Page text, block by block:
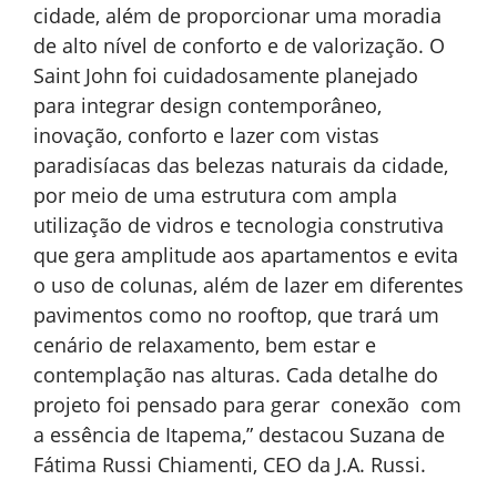
cidade, além de proporcionar uma moradia
de alto nível de conforto e de valorização. O
Saint John foi cuidadosamente planejado
para integrar design contemporâneo,
inovação, conforto e lazer com vistas
paradisíacas das belezas naturais da cidade,
por meio de uma estrutura com ampla
utilização de vidros e tecnologia construtiva
que gera amplitude aos apartamentos e evita
o uso de colunas, além de lazer em diferentes
pavimentos como no rooftop, que trará um
cenário de relaxamento, bem estar e
contemplação nas alturas. Cada detalhe do
projeto foi pensado para gerar conexão com
a essência de Itapema,” destacou Suzana de
Fátima Russi Chiamenti, CEO da J.A. Russi.